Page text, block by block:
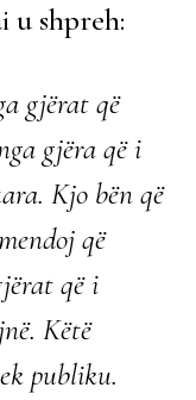
u shpreh:
gjërat që
gjëra që i
Kjo bën që
që
që i
Këtë
publiku.